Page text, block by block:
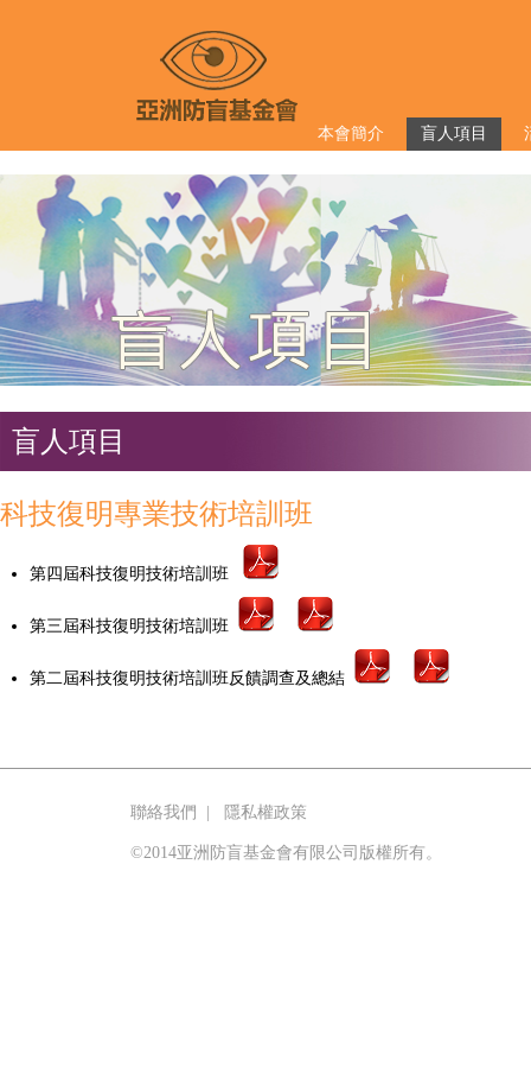
本會簡介 盲人項目
盲人項目
科技復明專業技術培訓班
第四屆科技復明技術培訓班
第三屆科技復明技術培訓班
第二屆科技復明技術培訓班反饋調查及總結
聯絡我們 隱私權政策
©2014亚洲防盲基金會有限公司版權所有。